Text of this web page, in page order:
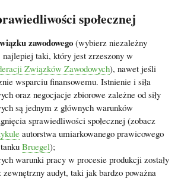
społecznej
zawodowego (wybierz niezależny
najlepiej taki, który jest zrzeszony w
Związków Zawodowych), nawet jeśli
wsparciu finansowemu. Istnienie i siła
oraz negocjacje zbiorowe zależne od siły
są jednym z głównych warunków
sprawiedliwości społecznej (zobacz
autorstwa umiarkowanego prawicowego
Bruegel);
warunki pracy w procesie produkcji zostały
audyt, taki jak bardzo poważna